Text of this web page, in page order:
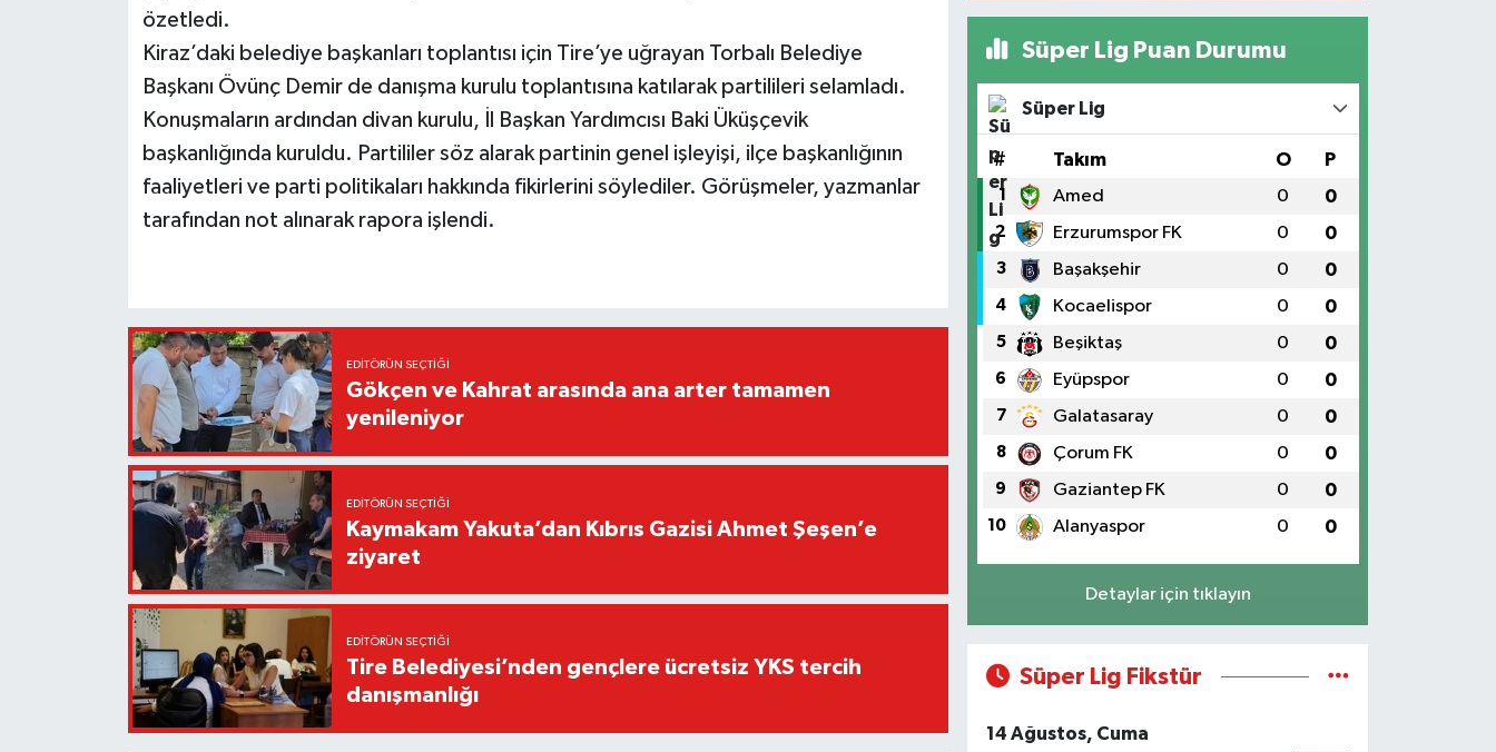
özetledi.
Kiraz’daki belediye başkanları toplantısı için Tire’ye uğrayan Torbalı Belediye
Başkanı Övünç Demir de danışma kurulu toplantısına katılarak partilileri selamladı.
Konuşmaların ardından divan kurulu, İl Başkan Yardımcısı Baki Üküşçevik
başkanlığında kuruldu. Partililer söz alarak partinin genel işleyişi, ilçe başkanlığının
faaliyetleri ve parti politikaları hakkında fikirlerini söylediler. Görüşmeler, yazmanlar
tarafından not alınarak rapora işlendi.
EDITÖRÜN SEÇTIĞI
Gökçen ve Kahrat arasında ana arter tamamen
yenileniyor
EDITÖRÜN SEÇTIĞI
Kaymakam Yakuta’dan Kıbrıs Gazisi Ahmet Şeşen’e
ziyaret
EDITÖRÜN SEÇTIĞI
Tire Belediyesi’nden gençlere ücretsiz YKS tercih
danışmanlığı
Süper Lig Puan Durumu
Süper Lig
# Takım O P
1 Amed 0 0
2 Erzurumspor FK 0 0
3 Başakşehir 0 0
4 Kocaelispor 0 0
5 Beşiktaş 0 0
6 Eyüpspor 0 0
7 Galatasaray 0 0
8 Çorum FK 0 0
9 Gaziantep FK 0 0
10 Alanyaspor 0 0
Detaylar için tıklayın
Süper Lig Fikstür
14 Ağustos, Cuma